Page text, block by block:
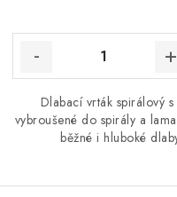
Dlabací vrták spirálový
vybroušené do spirály a
běžné i hluboké